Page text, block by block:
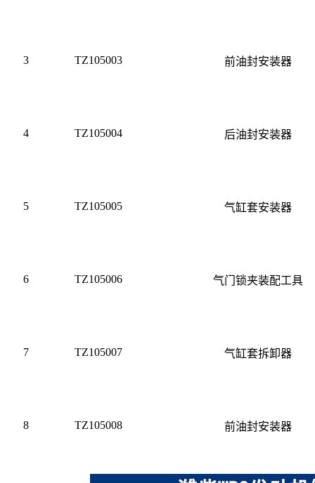
3 TZ105003 前油封安装器
4 TZ105004 后油封安装器
5 TZ105005 气缸套安装器
6 TZ105006 气门锁夹装配工具
7 TZ105007 气缸套拆卸器
8 TZ105008 前油封安装器